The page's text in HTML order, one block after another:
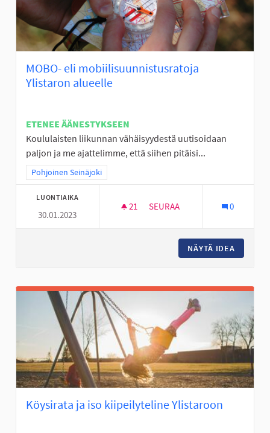
MOBO- eli mobiilisuunnistusratoja
Ylistaron alueelle
ETENEE ÄÄNESTYKSEEN
Koululaisten liikunnan vähäisyydestä uutisoidaan
paljon ja me ajattelimme, että siihen pitäisi...
Rajaa tulokset teeman mukaan: Pohjoinen Seinäjoki
Pohjoinen Seinäjoki
LUONTIAIKA
30.01.2023
21 21 SEURAAJAA
SEURAA 0
NÄYTÄ IDEA
Köysirata ja iso kiipeilyteline Ylistaroon